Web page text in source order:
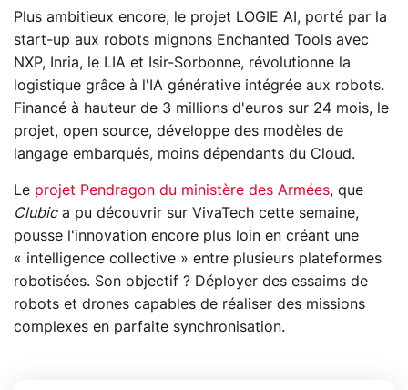
Plus ambitieux encore, le projet LOGIE AI, porté par la
start-up aux robots mignons Enchanted Tools avec
NXP, Inria, le LIA et Isir-Sorbonne, révolutionne la
logistique grâce à l'IA générative intégrée aux robots.
Financé à hauteur de 3 millions d'euros sur 24 mois, le
projet, open source, développe des modèles de
langage embarqués, moins dépendants du Cloud.
Le projet Pendragon du ministère des Armées, que
Clubica pu découvrir sur VivaTech cette semaine,
pousse l'innovation encore plus loin en créant une
« intelligence collective » entre plusieurs plateformes
robotisées. Son objectif ? Déployer des essaims de
robots et drones capables de réaliser des missions
complexes en parfaite synchronisation.